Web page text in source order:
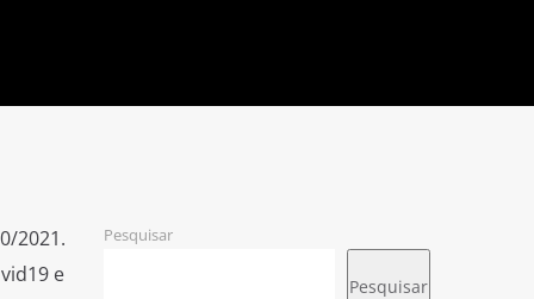
2021.
e
Pesquisar
Pesquisar